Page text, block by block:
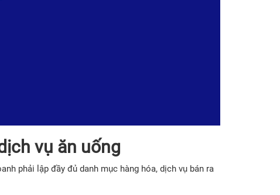
vụ ăn uống
phải lập đầy đủ danh mục hàng hóa, dịch vụ bán ra